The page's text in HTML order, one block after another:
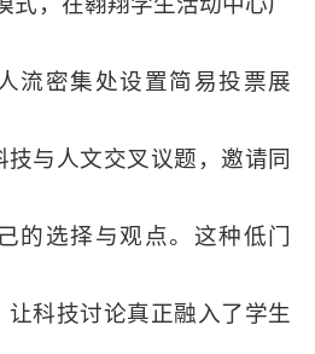
流密集处设置简易投票展
技与人文交叉议题，邀请同
的选择与观点。这种低门
让科技讨论真正融入了学生